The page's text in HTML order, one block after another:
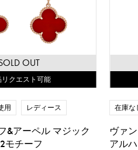
OUT
リクエスト可能
用 レディース
&アーペル マジック
モチーフ
在庫な
ヴァ
アル